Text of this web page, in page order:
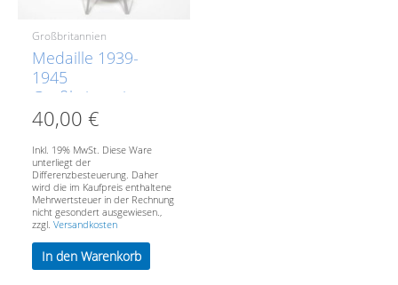
Großbritannien
Medaille 1939-
1945
Großbritannien
GeorgivsG B R
OMN REX Et Indiae
Emp, aus WK II
1939-1945
40,00€
Inkl. 19% MwSt. Diese Ware
unterliegt der
Differenzbesteuerung. Daher
wird die im Kaufpreis enthaltene
Mehrwertsteuer in der Rechnung
nicht gesondert ausgewiesen.,
zzgl.Versandkosten
In den Warenkorb